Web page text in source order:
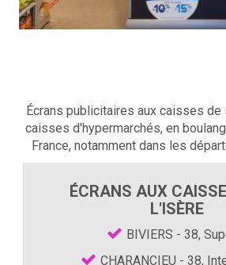
Écrans publicitaires aux caisses de
caisses d'hypermarchés, en
France, notamment dans les
ÉCRANS AUX
L'ISÈRE
BIVIERS - 38,
CHARANCIEU - 38,